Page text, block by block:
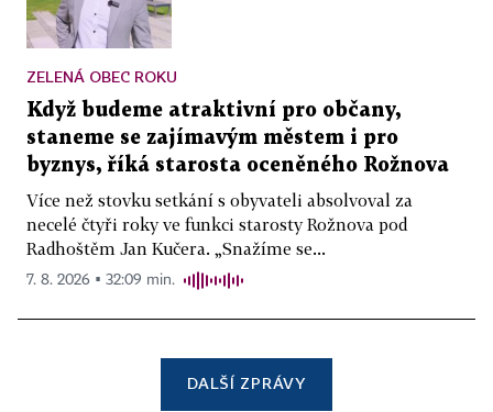
ZELENÁ OBEC ROKU
Když budeme atraktivní pro občany,
staneme se zajímavým městem i pro
byznys, říká starosta oceněného Rožnova
Více než stovku setkání s obyvateli absolvoval za
necelé čtyři roky ve funkci starosty Rožnova pod
Radhoštěm Jan Kučera. „Snažíme se...
7. 8. 2026 ▪ 32:09 min.
DALŠÍ ZPRÁVY